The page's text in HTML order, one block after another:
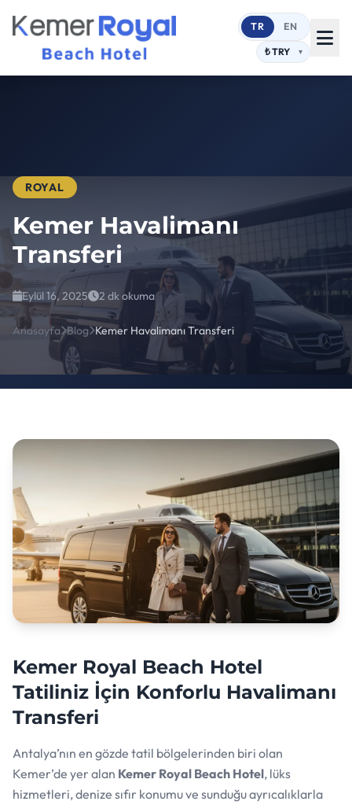
TR EN
ROYAL
Kemer Havalimanı
Transferi
Eylül 16, 2025 2 dk okuma
Anasayfa Blog Kemer Havalimanı Transferi
Kemer Royal Beach Hotel
Tatiliniz İçin Konforlu Havalimanı
Transferi
Antalya’nın en gözde tatil bölgelerinden biri olan
Kemer’de yer alan Kemer Royal Beach Hotel, lüks
hizmetleri, denize sıfır konumu ve sunduğu ayrıcalıklarla